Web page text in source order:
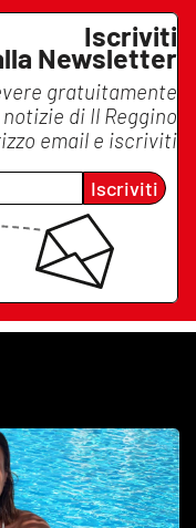
Iscriviti
Newsletter
gratuitamente
di Il Reggino
email e iscriviti
Iscriviti